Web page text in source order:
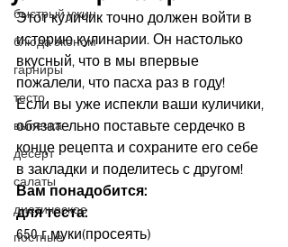
быстрый ужин
блюда эконом
гарниры
тесто
выпечка
десерт
салаты
диетическое
постные
Этот куличик точно должен войти в
историю кулинарии. Он настолько
вкусный, что в мы впервые
пожалели, что пасха раз в году!
Если вы уже испекли ваши куличики,
обязательно поставьте сердечко в
конце рецепта и сохраните его себе
в закладки и поделитесь с другом!
Вам понадобится:
для теста:
650 г муки(просеять)